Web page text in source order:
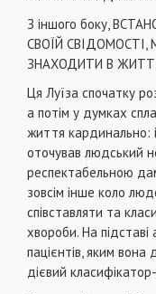
З іншого боку,
СВОЇЙ
ЗНАХОДИТИ В
Ця Луїза спочатку
а потім у думках
життя кардинально:
оточував людський
респектабельною
зовсім інше коло
співставляти та
хвороби. На підставі
пацієнтів, яким вона
дієвий